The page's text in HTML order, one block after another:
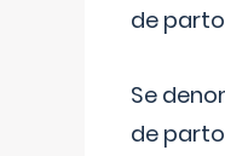
de
Se
de